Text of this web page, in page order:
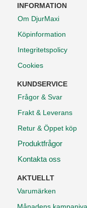
INFORMATION
Om DjurMaxi
Köpinformation
Integritetspolicy
Cookies
KUNDSERVICE
Frågor & Svar
Frakt & Leverans
Retur & Öppet köp
Produktfrågor
Kontakta oss
AKTUELLT
Varumärken